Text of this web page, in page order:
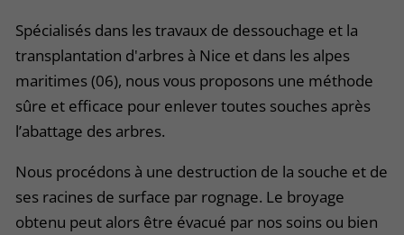
Spécialisés dans les travaux de dessouchage et la
transplantation d'arbres à Nice et dans les alpes
maritimes (06), nous vous proposons une méthode
sûre et efficace pour enlever toutes souches après
l’abattage des arbres.
Nous procédons à une destruction de la souche et de
ses racines de surface par rognage. Le broyage
obtenu peut alors être évacué par nos soins ou bien